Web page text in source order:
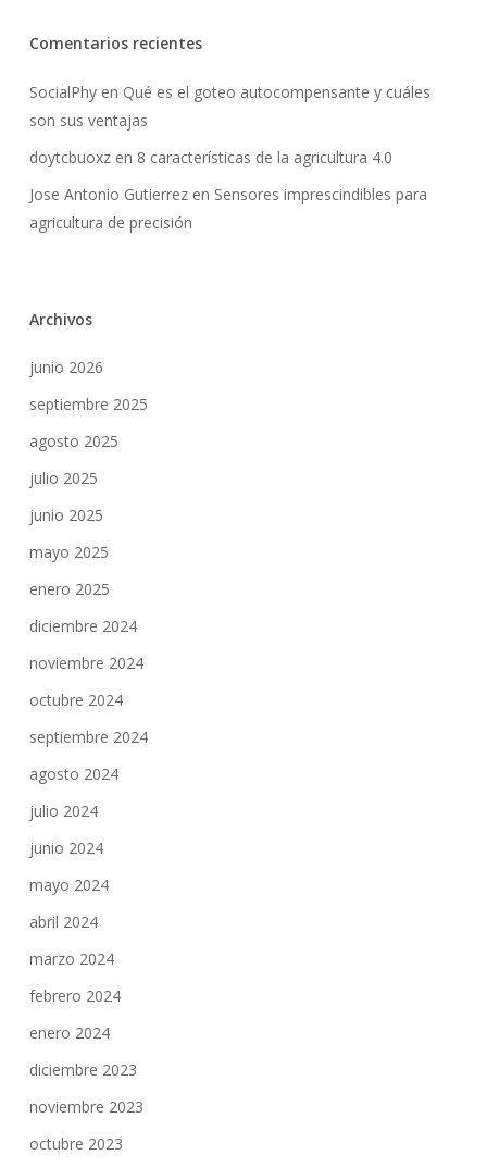
Comentarios recientes
SocialPhyen Qué es el goteo autocompensante y cuáles
son sus ventajas
doytcbuoxzen 8 características de la agricultura 4.0
Jose Antonio Gutierrezen Sensores imprescindibles para
agricultura de precisión
Archivos
junio 2026
septiembre 2025
agosto 2025
julio 2025
junio 2025
mayo 2025
enero 2025
diciembre 2024
noviembre 2024
octubre 2024
septiembre 2024
agosto 2024
julio 2024
junio 2024
mayo 2024
abril 2024
marzo 2024
febrero 2024
enero 2024
diciembre 2023
noviembre 2023
octubre 2023